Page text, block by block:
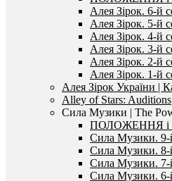
Алея Зірок. 6-й
Алея Зірок. 5-й
Алея Зірок. 4-й
Алея Зірок. 3-й
Алея Зірок. 2-й
Алея Зірок. 1-й
Алея Зірок України |
Alley of Stars: Auditions
Сила Музики | The
ПОЛОЖЕННЯ і
Сила Музики. 9-
Сила Музики. 8-
Сила Музики. 7-
Сила Музики. 6-